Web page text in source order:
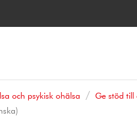
och psykisk ohälsa
Ge stöd till